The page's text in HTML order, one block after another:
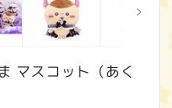
マスコット（あく